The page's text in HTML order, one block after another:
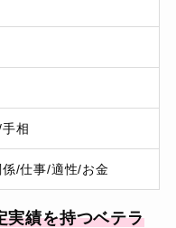
相
/仕事/適性/お金
実績を持つベテラ